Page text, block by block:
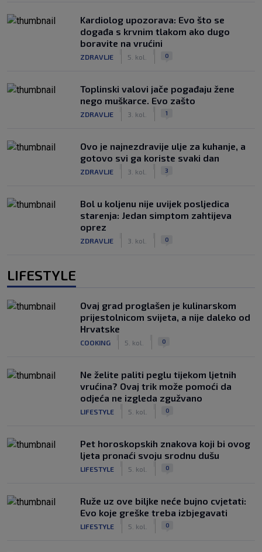
Kardiolog upozorava: Evo što se
događa s krvnim tlakom ako dugo
boravite na vrućini
ZDRAVLJE 5. kol. 0
Toplinski valovi jače pogađaju žene
nego muškarce. Evo zašto
ZDRAVLJE 3. kol. 1
Ovo je najnezdravije ulje za kuhanje, a
gotovo svi ga koriste svaki dan
ZDRAVLJE 3. kol. 3
Bol u koljenu nije uvijek posljedica
starenja: Jedan simptom zahtijeva
oprez
ZDRAVLJE 3. kol. 0
LIFESTYLE
Ovaj grad proglašen je kulinarskom
prijestolnicom svijeta, a nije daleko od
Hrvatske
COOKING 5. kol. 0
Ne želite paliti peglu tijekom ljetnih
vrućina? Ovaj trik može pomoći da
odjeća ne izgleda zgužvano
LIFESTYLE 5. kol. 0
Pet horoskopskih znakova koji bi ovog
ljeta pronaći svoju srodnu dušu
LIFESTYLE 5. kol. 0
Ruže uz ove biljke neće bujno cvjetati:
Evo koje greške treba izbjegavati
LIFESTYLE 5. kol. 0